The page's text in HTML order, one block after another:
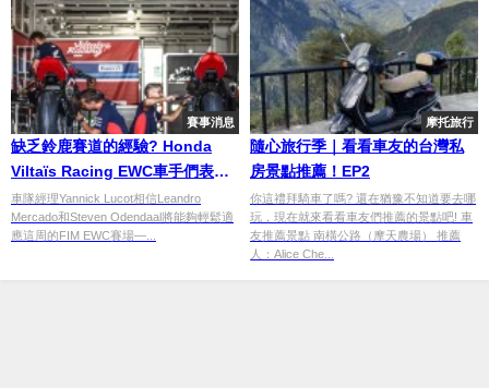
賽事消息
缺乏鈴鹿賽道的經驗? Honda
Viltaïs Racing EWC車手們表示
並不成問題
車隊經理Yannick Lucot相信Leandro
Mercado和Steven Odendaal將能夠輕鬆適
應這周的FIM EWC賽場—...
摩托旅行
隨心旅行季｜看看車友的台灣私
房景點推薦！EP2
你這禮拜騎車了嗎? 還在猶豫不知道要去哪
玩，現在就來看看車友們推薦的景點吧! 車
友推薦景點 南橫公路（摩天農場） 推薦
人：Alice Che...